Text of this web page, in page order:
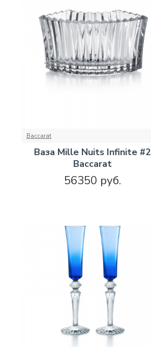
Baccarat
Ваза Mille Nuits Infinite #2
Baccarat
56350 руб.